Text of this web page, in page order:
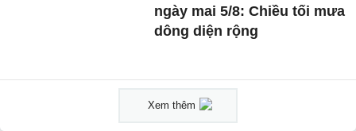
ngày mai 5/8: Chiều tối mưa
dông diện rộng
Xem thêm